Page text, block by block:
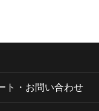
ト・お問い合わせ